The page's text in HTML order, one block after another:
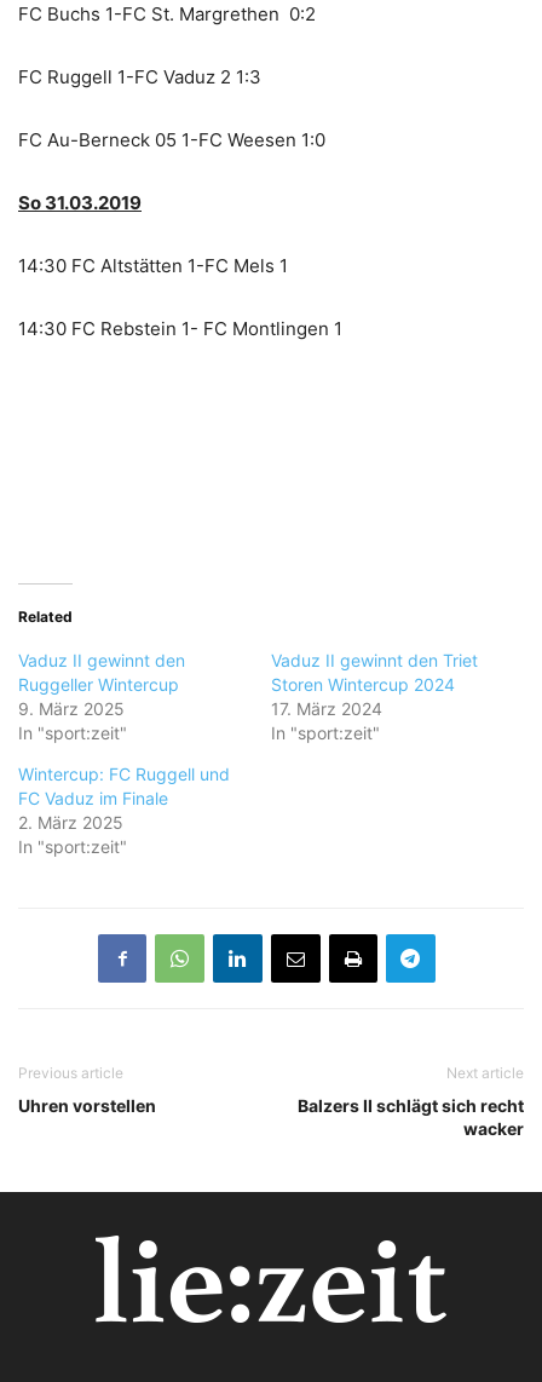
FC Buchs 1-FC St. Margrethen 0:2
FC Ruggell 1-FC Vaduz 2 1:3
FC Au-Berneck 05 1-FC Weesen 1:0
So 31.03.2019
14:30 FC Altstätten 1-FC Mels 1
14:30 FC Rebstein 1- FC Montlingen 1
Related
Vaduz II gewinnt den
Ruggeller Wintercup
9. März 2025
In "sport:zeit"
Vaduz II gewinnt den Triet
Storen Wintercup 2024
17. März 2024
In "sport:zeit"
Wintercup: FC Ruggell und
FC Vaduz im Finale
2. März 2025
In "sport:zeit"
Previous article
Uhren vorstellen
Next article
Balzers II schlägt sich recht
wacker